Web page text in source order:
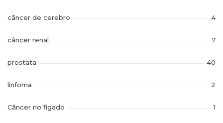
câncer de cerebro 4
câncer renal 7
prostata 40
linfoma 2
Câncer no figado 1